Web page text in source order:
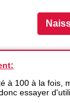
à 100 à la fois,
essayer